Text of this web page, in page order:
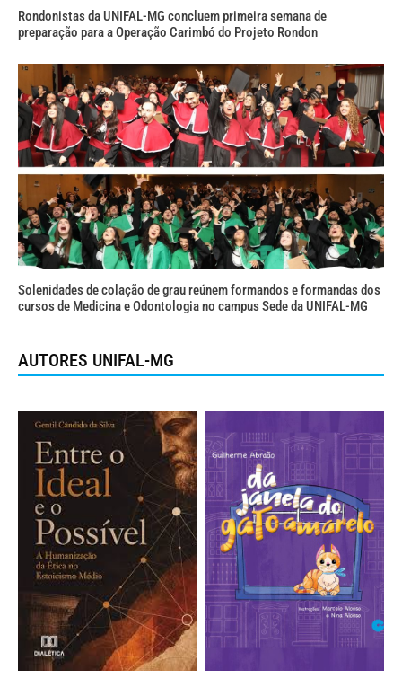
Rondonistas da UNIFAL-MG concluem primeira semana de
preparação para a Operação Carimbó do Projeto Rondon
Solenidades de colação de grau reúnem formandos e formandas dos
cursos de Medicina e Odontologia no campus Sede da UNIFAL-MG
AUTORES UNIFAL-MG